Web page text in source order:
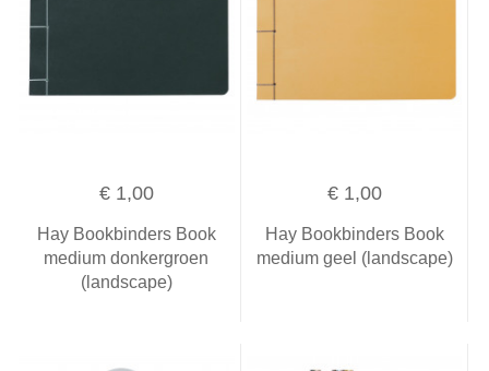
€ 1,00
Hay Bookbinders Book
medium donkergroen
(landscape)
€ 1,00
Hay Bookbinders Book
medium geel (landscape)